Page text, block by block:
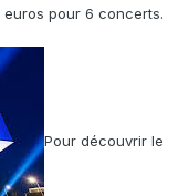
pour 6 concerts.
Pour découvrir le